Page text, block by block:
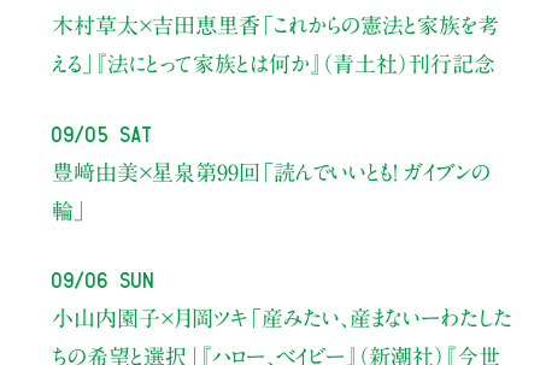
木村草太×吉田恵里香 「これからの憲法と家族を考
える」
『法にとって家族とは何か』（青土社）刊行記念
09/05 Sat
豊﨑由美×星泉 第99回「読んでいいとも！ ガイブンの
輪」
09/06 Sun
小山内園子×月岡ツキ 「産みたい、産まないーわたした
ちの希望と選択」
『ハロー、ベイビー』（新潮社） 『今世